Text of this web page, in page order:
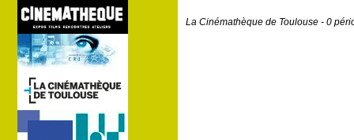
La Cinémathèque de Toulouse - 0